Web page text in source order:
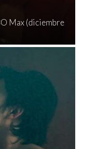
Max (diciembre